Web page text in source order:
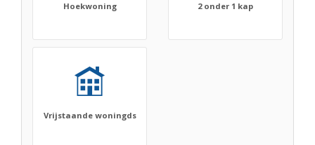
Hoekwoning 2 onder 1 kap
Vrijstaande woningds